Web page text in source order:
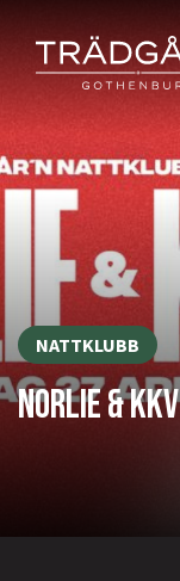
NATTKLUBB
NORLIE & KKV